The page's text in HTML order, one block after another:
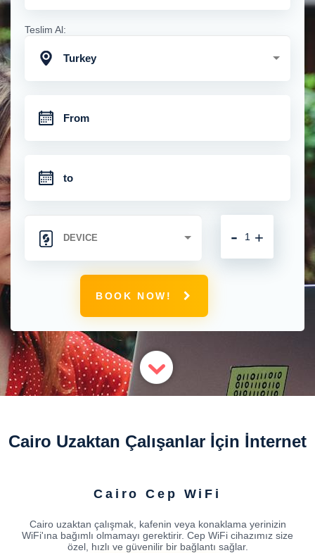
Teslim Al:
Turkey
+
-
BOOK NOW!
Cairo Uzaktan Çalışanlar İçin İnternet
Cairo Cep WiFi
Cairo uzaktan çalışmak, kafenin veya konaklama yerinizin
WiFi'ına bağımlı olmamayı gerektirir. Cep WiFi cihazımız size
özel, hızlı ve güvenilir bir bağlantı sağlar.